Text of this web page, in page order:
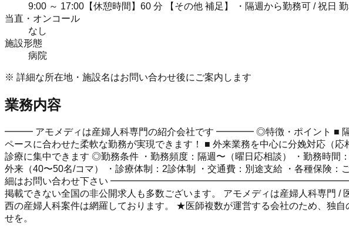
9:00 ～ 17:00【休憩時間】60 分 【その他 補足】 ・隔週から勤務可 / 祝日
当直・オンコール
なし
施設形態
病院
※ 詳細な所在地・施設名はお問い合わせ後にご案内します
業務内容
━━━ アモメディは産婦人科専門の紹介会社です ━━━━ ◎特徴・ポイント ■ 隔
ペースに合わせた柔軟な勤務が実現できます！ ■ 外来業務を中心に分娩対応（
診療に集中できます ◎勤務条件 ・勤務頻度：隔週〜（曜日応相談） ・勤務時間
外来（40〜50名/コマ） ・診療体制：2診体制 ・交通費：別途支給 ・各種保険
細はお問い合わせ下さい ━━━━━━━━━━━━━━━━━━━━━━━━━━━ オーダ
掲載できない全国の非公開求人も多数ございます。 アモメディは産婦人科専門
西の産婦人科案件は網羅しております。 ★医師複数が運営する会社のため、独
せを。